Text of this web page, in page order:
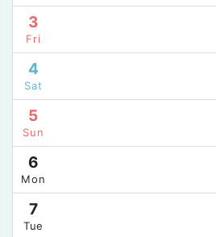
3
Fri
4
Sat
5
Sun
6
Mon
7
Tue